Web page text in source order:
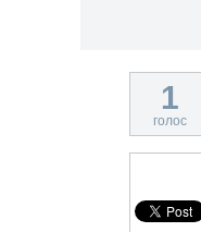
1
голос